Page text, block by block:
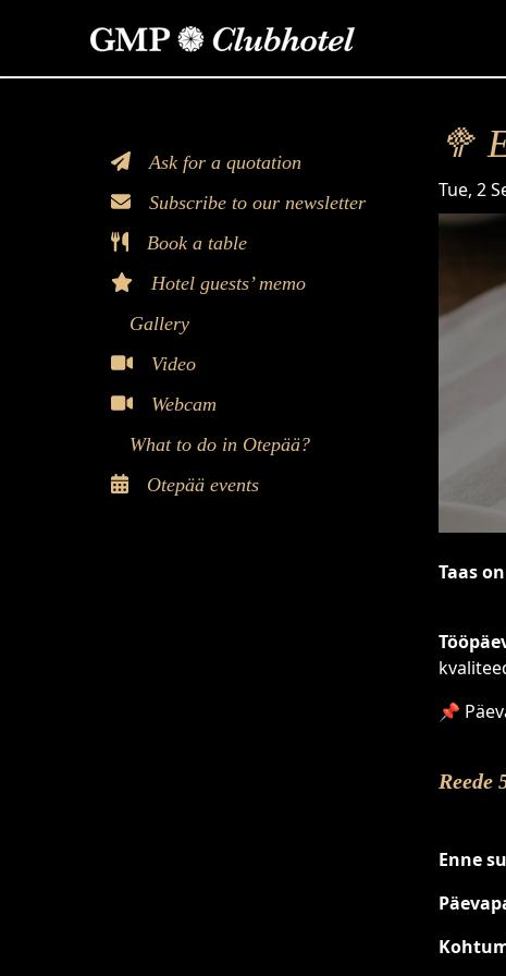
>
Ask for a quotation
Subscribe to our newsletter
Book a table
Hotel guests’ memo
Gallery
Video
Webcam
What to do in Otepää?
Otepää events
🥦
Time
Tue, 2
Taas
📌
Reede
Enne